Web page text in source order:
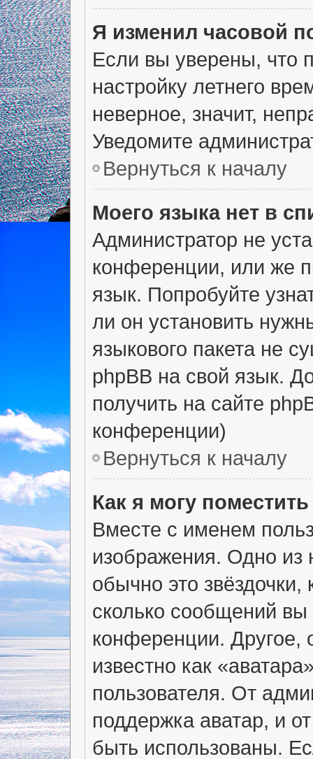
Я изменил часовой
Если вы уверены, что
настройку летнего
неверное, значит,
Уведомите
Вернуться к началу
Моего языка нет в
Администратор не
конференции, или же
язык. Попробуйте
ли он установить
языкового пакета не
phpBB на свой язык.
получить на сайте
конференции)
Вернуться к началу
Как я могу
Вместе с именем
изображения. Одно из
обычно это
сколько сообщений
конференции. Другое,
известно как
пользователя. От
поддержка аватар, и
быть использованы.